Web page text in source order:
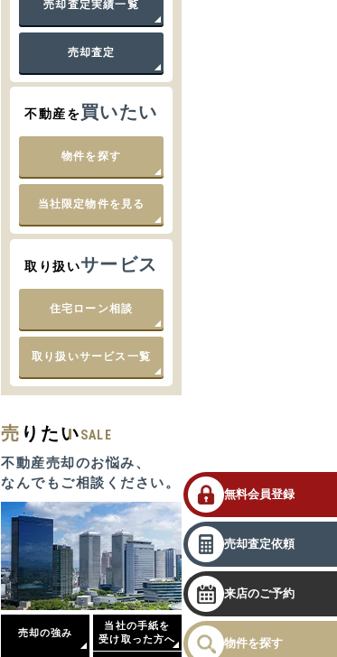
無料会員登録
売却査定依頼
来店のご予約
物件を探す
売却査定実績一覧
売却査定
不動産を買いたい
物件を探す
当社限定物件を見る
取り扱いサービス
住宅ローン相談
取り扱いサービス一覧
売 りたいSALE
不動産売却のお悩み、
なんでもご相談ください。
売却の強み
当社の手紙を
受け取った方へ